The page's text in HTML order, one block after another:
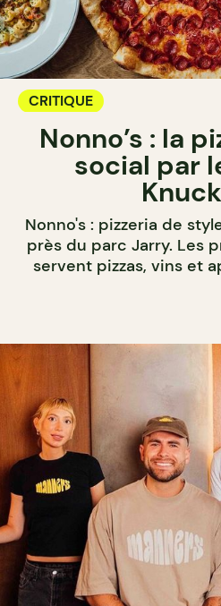
CRITIQUE
Nonno’s : la
social par
Nonno's : pizzeria de
près du parc Jarry. Les
servent pizzas, vins et